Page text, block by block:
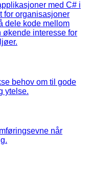
med C# i
for organisasjoner
dele kode mellom
økende interesse for
behov om til gode
ytelse.
når